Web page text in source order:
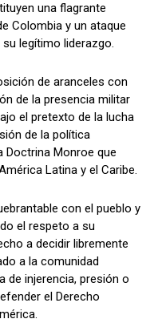
una flagrante
Colombia y un ataque
legítimo liderazgo.
de aranceles con
de la presencia militar
el pretexto de la lucha
de la política
Doctrina Monroe que
Latina y el Caribe.
con el pueblo y
el respeto a su
a decidir libremente
a la comunidad
de injerencia, presión o
el Derecho